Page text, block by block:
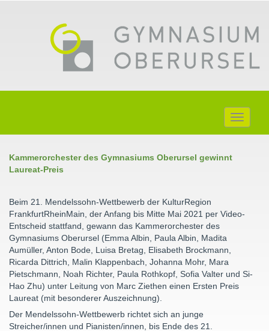
Toggle
Kammerorchester des Gymnasiums Oberursel gewinnt
Laureat-Preis
Beim 21. Mendelssohn-Wettbewerb der KulturRegion
FrankfurtRheinMain, der Anfang bis Mitte Mai 2021 per Video-
Entscheid stattfand, gewann das Kammerorchester des
Gymnasiums Oberursel (Emma Albin, Paula Albin, Madita
Aumüller, Anton Bode, Luisa Bretag, Elisabeth Brockmann,
Ricarda Dittrich, Malin Klappenbach, Johanna Mohr, Mara
Pietschmann, Noah Richter, Paula Rothkopf, Sofia Valter und Si-
Hao Zhu) unter Leitung von Marc Ziethen einen Ersten Preis
Laureat (mit besonderer Auszeichnung).
Der Mendelssohn-Wettbewerb richtet sich an junge
Streicher/innen und Pianisten/innen, bis Ende des 21.